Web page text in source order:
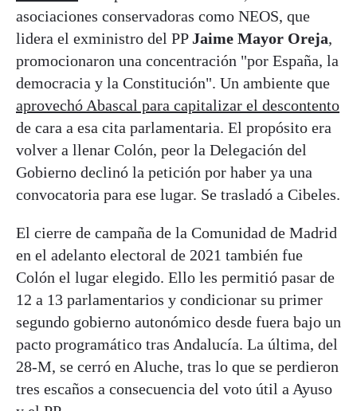
asociaciones conservadoras como NEOS, que
lidera el exministro del PPJaime Mayor Oreja,
promocionaron una concentración "por España, la
democracia y la Constitución". Un ambiente que
aprovechó Abascal para capitalizar el descontento
de cara a esa cita parlamentaria. El propósito era
volver a llenar Colón, peor la Delegación del
Gobierno declinó la petición por haber ya una
convocatoria para ese lugar. Se trasladó a Cibeles.
El cierre de campaña de la Comunidad de Madrid
en el adelanto electoral de 2021 también fue
Colón el lugar elegido. Ello les permitió pasar de
12 a 13 parlamentarios y condicionar su primer
segundo gobierno autonómico desde fuera bajo un
pacto programático tras Andalucía. La última, del
28-M, se cerró en Aluche, tras lo que se perdieron
tres escaños a consecuencia del voto útil a Ayuso